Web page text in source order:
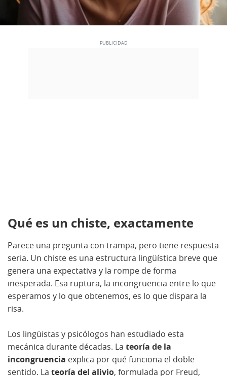
Qué es un chiste, exactamente
Parece una pregunta con trampa, pero tiene respuesta
seria. Un chiste es una estructura lingüística breve que
genera una expectativa y la rompe de forma
inesperada. Esa ruptura, la incongruencia entre lo que
esperamos y lo que obtenemos, es lo que dispara la
risa.
Los lingüistas y psicólogos han estudiado esta
mecánica durante décadas. La teoría de la
incongruencia explica por qué funciona el doble
sentido. La teoría del alivio, formulada por Freud,